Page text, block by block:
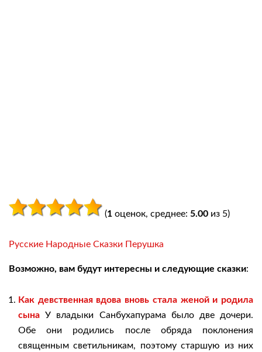
(1 оценок, среднее: 5.00 из 5)
Русские Народные Сказки Перушка
Возможно, вам будут интересны и следующие сказки:
Как девственная вдова вновь стала женой и родила
сына У владыки Санбухапурама было две дочери.
Обе они родились после обряда поклонения
священным светильникам, поэтому старшую из них